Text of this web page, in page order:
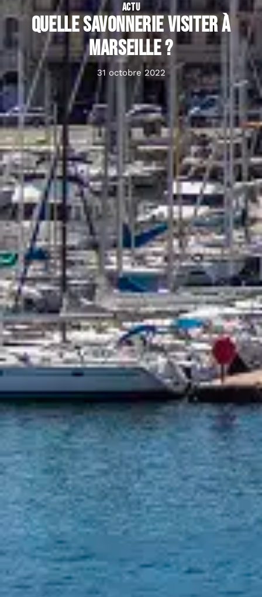
ACTU
Quelle savonnerie visiter à
Marseille ?
31 octobre 2022